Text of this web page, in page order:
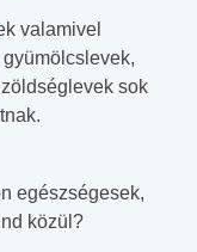
valamivel
sok
egészségesek,
közül?